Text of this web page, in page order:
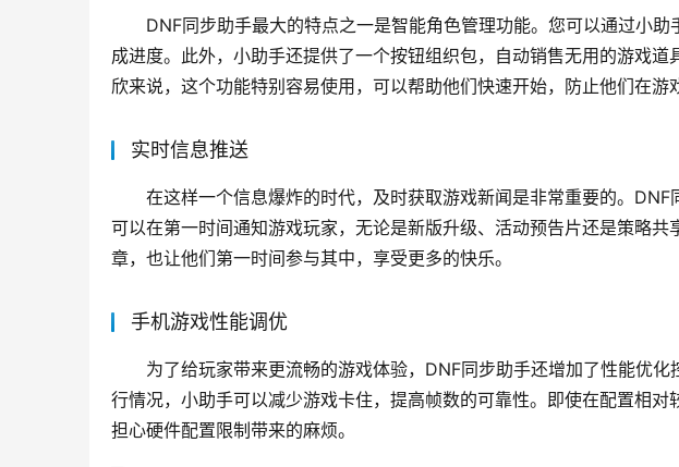
DNF同步助手最大的特点之一是智能角色管理功能。您可以通过小
成进度。此外，小助手还提供了一个按钮组织包，自动销售无用的游戏
欣来说，这个功能特别容易使用，可以帮助他们快速开始，防止他们在游
实时信息推送
在这样一个信息爆炸的时代，及时获取游戏新闻是非常重要的。DNF
可以在第一时间通知游戏玩家，无论是新版升级、活动预告片还是策略
章，也让他们第一时间参与其中，享受更多的快乐。
手机游戏性能调优
为了给玩家带来更流畅的游戏体验，DNF同步助手还增加了性能优
行情况，小助手可以减少游戏卡住，提高帧数的可靠性。即使在配置相对
担心硬件配置限制带来的麻烦。